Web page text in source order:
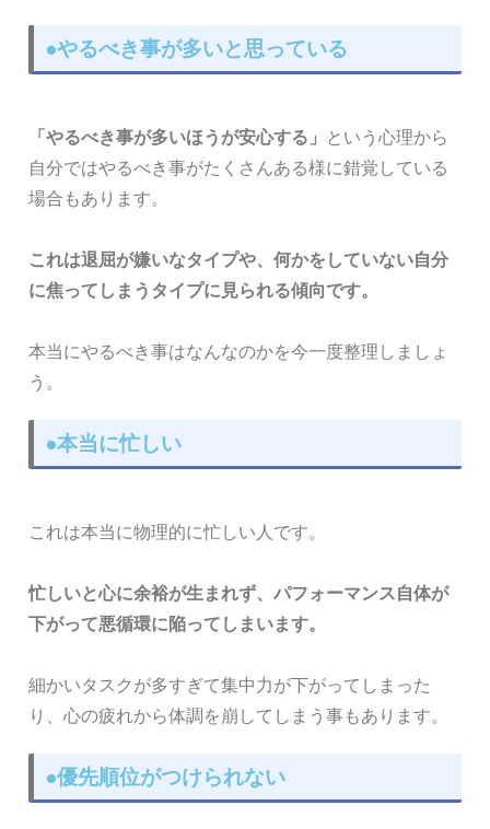
●やるべき事が多いと思っている
「やるべき事が多いほうが安心する」
という心理から
自分ではやるべき事がたくさんある様に錯覚している
場合もあります。
これは退屈が嫌いなタイプや、何かをしていない自分
に焦ってしまうタイプに見られる傾向です。
本当にやるべき事はなんなのかを今一度整理しましょ
う。
●本当に忙しい
これは本当に物理的に忙しい人です。
忙しいと心に余裕が生まれず、パフォーマンス自体が
下がって悪循環に陥ってしまいます。
細かいタスクが多すぎて集中力が下がってしまった
り、心の疲れから体調を崩してしまう事もあります。
●優先順位がつけられない